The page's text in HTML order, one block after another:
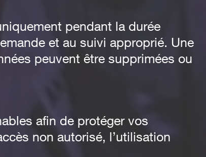
pendant la durée
et au suivi approprié. Une
peuvent être supprimées ou
afin de protéger vos
non autorisé, l’utilisation